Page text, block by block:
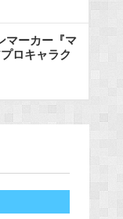
マーカー『マ
ロキャラク